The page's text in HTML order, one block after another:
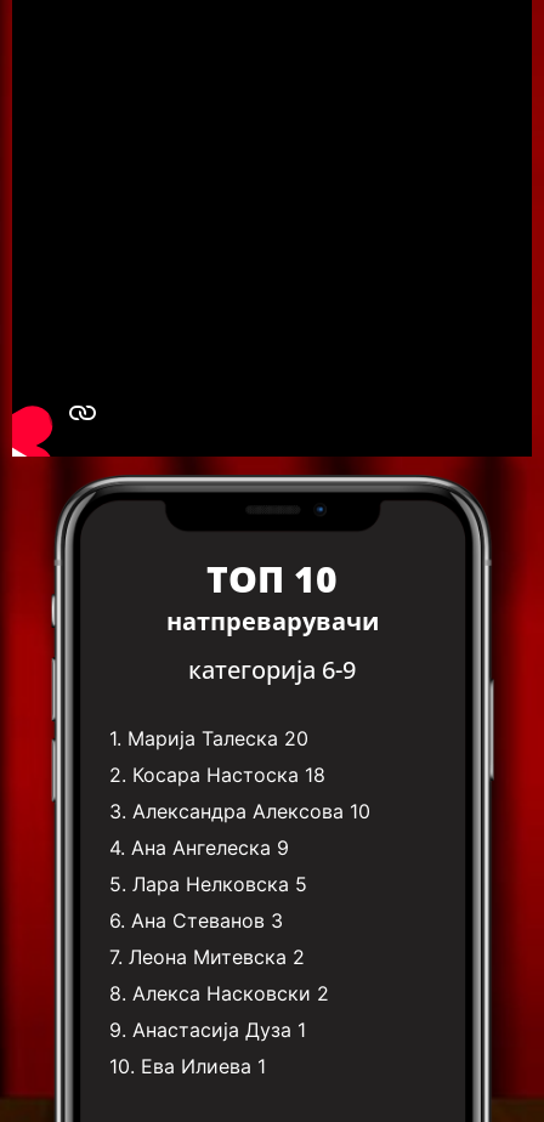
ТОП 10
натпреварувачи
категорија 6-9
1. Марија Талеска 20
2. Косара Настоска 18
3. Александра Алексова 10
4. Ана Ангелеска 9
5.Лара Нелковска 5
6. Ана Стеванов 3
7.Леона Митевска 2
8. Алекса Насковски 2
9. Анастасија Дуза 1
10. Ева Илиева 1